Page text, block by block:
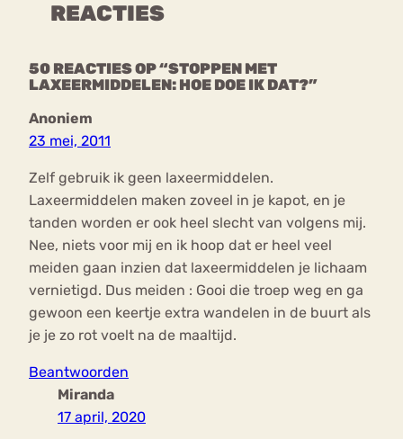
REACTIES
50 REACTIES OP “STOPPEN MET
LAXEERMIDDELEN: HOE DOE IK DAT?”
Anoniem
23 mei, 2011
Zelf gebruik ik geen laxeermiddelen.
Laxeermiddelen maken zoveel in je kapot, en je
tanden worden er ook heel slecht van volgens mij.
Nee, niets voor mij en ik hoop dat er heel veel
meiden gaan inzien dat laxeermiddelen je lichaam
vernietigd. Dus meiden : Gooi die troep weg en ga
gewoon een keertje extra wandelen in de buurt als
je je zo rot voelt na de maaltijd.
Beantwoorden
Miranda
17 april, 2020